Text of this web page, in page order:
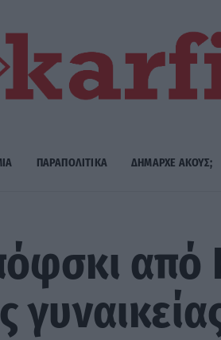
ΠΑΡΑΠΟΛΙΤΙΚΑ ΔΗΜΑΡΧE ΑΚΟΥΣ;
από